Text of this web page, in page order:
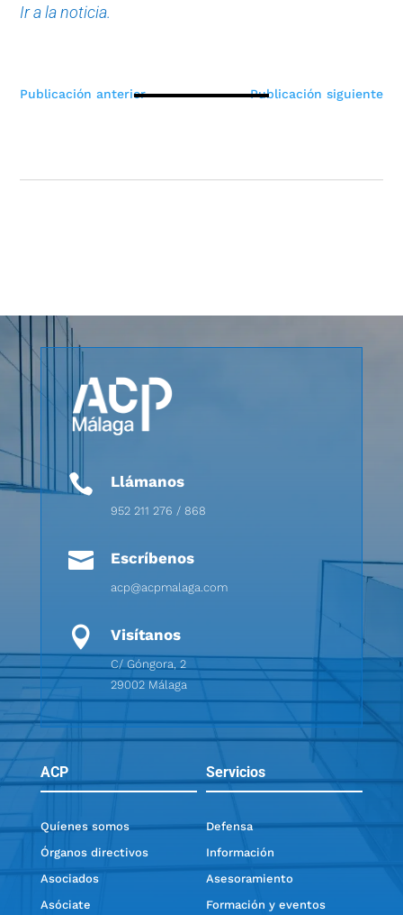
Ir a la noticia.
Navegación
Publicación anterior Publicación siguiente
 Llámanos
952 211 276 / 868
 Escríbenos
acp@acpmalaga.com
 Visítanos
C/ Góngora, 2
29002 Málaga
ACP Servicios
Quíenes somos
Órganos directivos
Asociados
Asóciate
Defensa
Información
Asesoramiento
Formación y eventos